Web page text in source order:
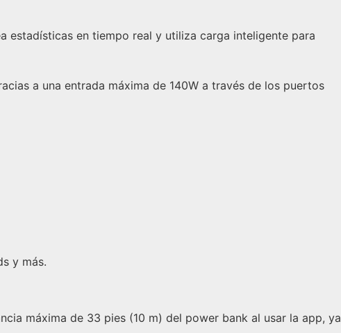
estadísticas en tiempo real y utiliza carga inteligente para
a una entrada máxima de 140W a través de los puertos
y más.
máxima de 33 pies (10 m) del power bank al usar la app, ya